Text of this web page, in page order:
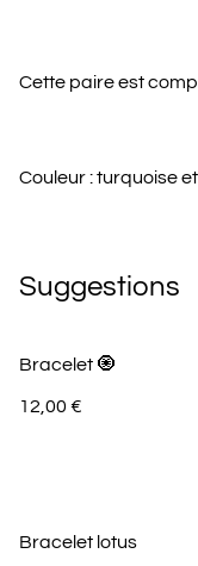
Cette paire est
Couleur : turquoise
Suggestions
Bracelet 🧿
12,00 €
Bracelet lotus